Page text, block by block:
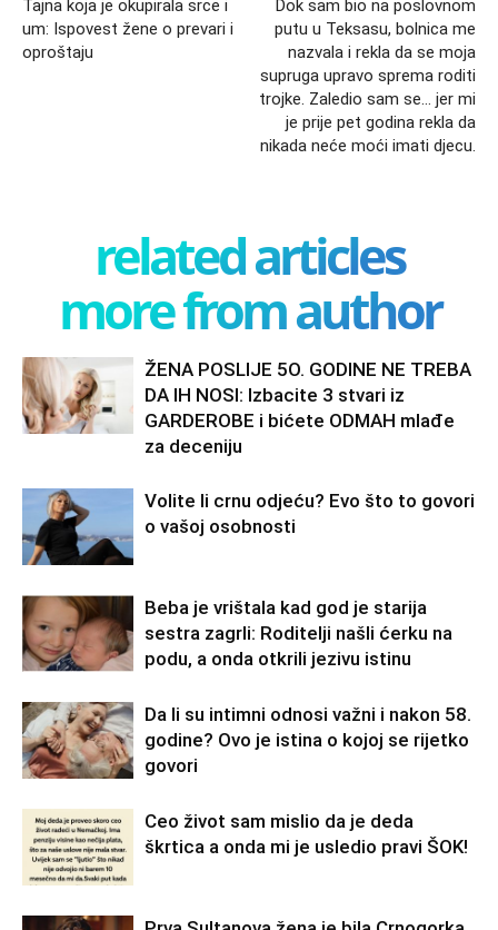
Tajna koja je okupirala srce i
um: Ispovest žene o prevari i
oproštaju
Dok sam bio na poslovnom
putu u Teksasu, bolnica me
nazvala i rekla da se moja
supruga upravo sprema roditi
trojke. Zaledio sam se… jer mi
je prije pet godina rekla da
nikada neće moći imati djecu.
related articles
more from author
ŽENA POSLIJE 5O. GODINE NE TREBA
DA IH NOSI: Izbacite 3 stvari iz
GARDEROBE i bićete ODMAH mlađe
za deceniju
Volite li crnu odjeću? Evo što to govori
o vašoj osobnosti
Beba je vrištala kad god je starija
sestra zagrli: Roditelji našli ćerku na
podu, a onda otkrili jezivu istinu
Da li su intimni odnosi važni i nakon 58.
godine? Ovo je istina o kojoj se rijetko
govori
Ceo život sam mislio da je deda
škrtica a onda mi je usledio pravi ŠOK!